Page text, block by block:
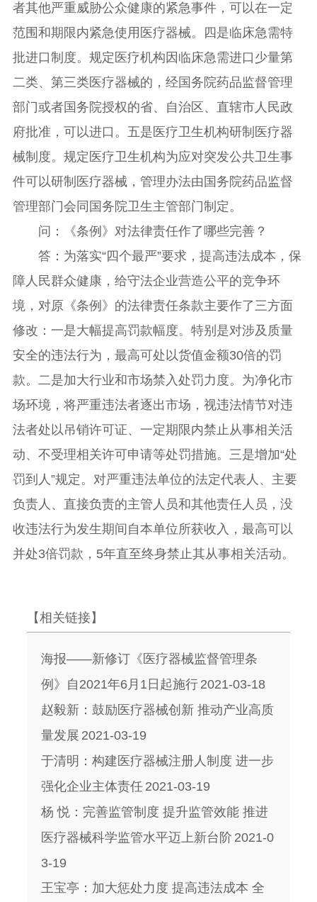
者其他严重威胁公众健康的紧急事件，可以在一定
范围和期限内紧急使用医疗器械。四是临床急需特
批进口制度。规定医疗机构因临床急需进口少量第
二类、第三类医疗器械的，经国务院药品监督管理
部门或者国务院授权的省、自治区、直辖市人民政
府批准，可以进口。五是医疗卫生机构研制医疗器
械制度。规定医疗卫生机构为应对突发公共卫生事
件可以研制医疗器械，管理办法由国务院药品监督
管理部门会同国务院卫生主管部门制定。
问：《条例》对法律责任作了哪些完善？
答：为落实“四个最严”要求，提高违法成本，保
障人民群众健康，给守法企业营造公平的竞争环
境，对原《条例》的法律责任条款主要作了三方面
修改：一是大幅提高罚款幅度。特别是对涉及质量
安全的违法行为，最高可处以货值金额30倍的罚
款。二是加大行业和市场禁入处罚力度。为净化市
场环境，将严重违法者逐出市场，视违法情节对违
法者处以吊销许可证、一定期限内禁止从事相关活
动、不受理相关许可申请等处罚措施。三是增加“处
罚到人”规定。对严重违法单位的法定代表人、主要
负责人、直接负责的主管人员和其他责任人员，没
收违法行为发生期间自本单位所获收入，最高可以
并处3倍罚款，5年直至终身禁止其从事相关活动。
【相关链接】
海报——新修订《医疗器械监督管理条
例》自2021年6月1日起施行 2021-03-18
赵毅新：鼓励医疗器械创新 推动产业高质
量发展 2021-03-19
于清明：构建医疗器械注册人制度 进一步
强化企业主体责任 2021-03-19
杨 悦：完善监管制度 提升监管效能 推进
医疗器械科学监管水平迈上新台阶 2021-0
3-19
王宝亭：加大惩处力度 提高违法成本 全